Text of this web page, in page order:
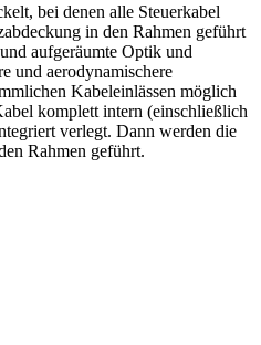
bei denen alle Steuerkabel
in den Rahmen geführt
aufgeräumte Optik und
und aerodynamischere
Kabeleinlässen möglich
komplett intern (einschließlich
verlegt. Dann werden die
Rahmen geführt.